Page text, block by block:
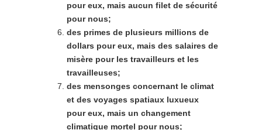
pour eux, mais aucun filet de sécurité
pour nous;
des primes de plusieurs millions de
dollars pour eux, mais des salaires de
misère pour les travailleurs et les
travailleuses;
des mensonges concernant le climat
et des voyages spatiaux luxueux
pour eux, mais un changement
climatique mortel pour nous;